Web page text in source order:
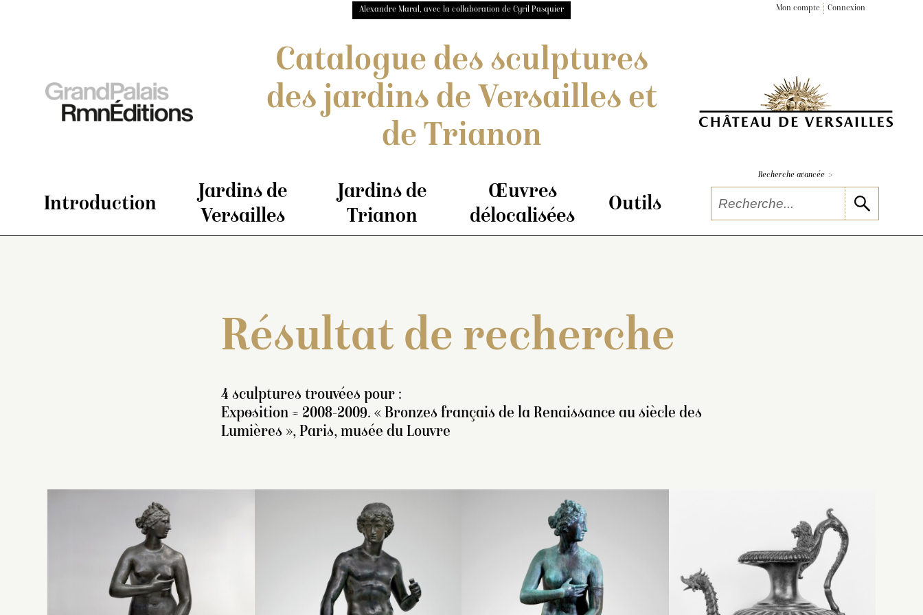
Alexandre Maral, avec la collaboration de Cyril Pasquier Mon compte Connexion
Catalogue des sculptures
des jardins de Versailles et
de Trianon
Introduction
Jardins de
Versailles
Jardins de
Trianon
Œuvres
délocalisées
Outils
Recherche avancée >
Résultat de recherche
4 sculptures trouvées pour :
Exposition = 2008-2009. « Bronzes français de la Renaissance au siècle des
Lumières », Paris, musée du Louvre
Statue représentant une
Vénus nue, les pieds sur
des patins, posant sur la
jambe gauche et ayant la
Inventaire des sculptures
de Meudon, [1697-1698] :
« Une figure de bronze,
représentant un jeune
Inventaire des sculptures
de Meudon, [1697-1698] :
« Une figure de bronze,
représentant uneVénus de
Inventaire de 1722 : « Une
burette de bronze de deux
pieds et demy de haut et un
pied 4 pouces de diamettre.